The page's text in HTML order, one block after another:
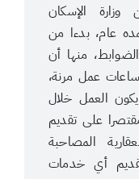
وزارة الإسكان
عام، بدءا من
من الضوابط، منها أن
تكون الساعات المضافة بمعدل 5 ساعات عمل مرنة،
وأن يكون العمل خلال
على تقديم
المصاحبة
أي خدمات